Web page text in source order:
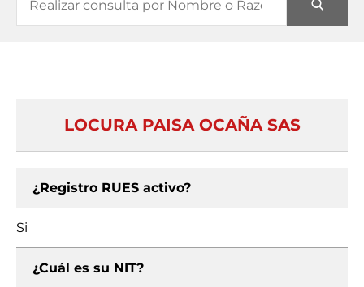
LOCURA PAISA OCAÑA SAS
¿Registro RUES activo?
Si
¿Cuál es su NIT?